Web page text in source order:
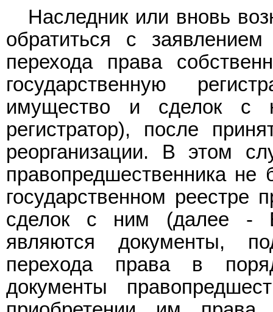
Наследник или вновь
обратиться с заявлением
перехода права
государственную
имущество и сделок с
регистратор), после
реорганизации. В этом
правопредшественника не
государственном
сделок с ним (далее -
являются документы,
перехода права в
документы